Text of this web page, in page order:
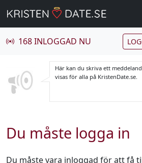
168 INLOGGAD NU
Här kan du skriva ett
visas för alla på KristenDate.se.
Du måste logga in
Du måste vara inloggad för att få